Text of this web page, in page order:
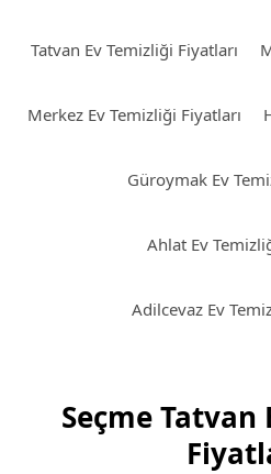
Tatvan Ev Temizliği Fiyatları
Merkez Ev Temizliği Fiyatları
Güroymak Ev
Ahlat Ev
Adilcevaz Ev
Seçme Tatvan